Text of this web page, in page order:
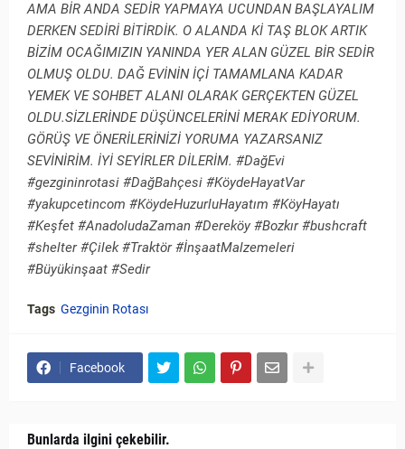
AMA BİR ANDA SEDİR YAPMAYA UCUNDAN BAŞLAYALIM
DERKEN SEDİRİ BİTİRDİK. O ALANDA Kİ TAŞ BLOK ARTIK
BİZİM OCAĞIMIZIN YANINDA YER ALAN GÜZEL BİR SEDİR
OLMUŞ OLDU. DAĞ EVİNİN İÇİ TAMAMLANA KADAR
YEMEK VE SOHBET ALANI OLARAK GERÇEKTEN GÜZEL
OLDU.SİZLERİNDE DÜŞÜNCELERİNİ MERAK EDİYORUM.
GÖRÜŞ VE ÖNERİLERİNİZİ YORUMA YAZARSANIZ
SEVİNİRİM. İYİ SEYİRLER DİLERİM. #DağEvi
#gezgininrotasi #DağBahçesi #KöydeHayatVar
#yakupcetincom #KöydeHuzurluHayatım #KöyHayatı
#Keşfet #AnadoludaZaman #Dereköy #Bozkır #bushcraft
#shelter #Çilek #Traktör #İnşaatMalzemeleri
#Büyükinşaat #Sedir
Tags Gezginin Rotası
Facebook
Bunlarda ilgini çekebilir.